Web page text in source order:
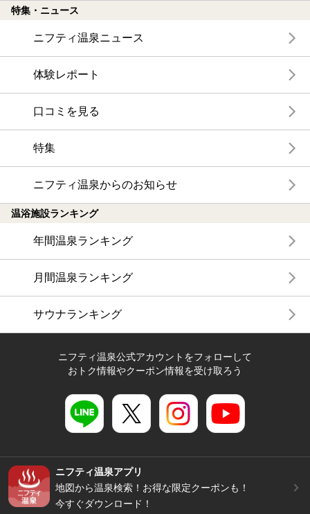
特集・ニュース
ニフティ温泉ニュース
体験レポート
口コミを見る
特集
ニフティ温泉からのお知らせ
温浴施設ランキング
年間温泉ランキング
月間温泉ランキング
サウナランキング
ニフティ温泉公式アカウントをフォローして
おトク情報やクーポン情報を受け取ろう
ニフティ温泉アプリ
地図から温泉検索！お得な限定クーポンも！
今すぐダウンロード！